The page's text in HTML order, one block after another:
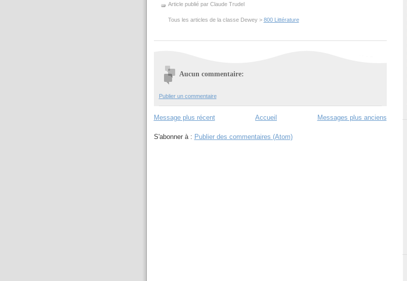
Article publié par Claude Trudel
Tous les articles de la classe Dewey > 800 Littérature
Aucun commentaire:
Publier un commentaire
Message plus récent Messages plus anciens
Accueil
S'abonner à : Publier des commentaires (Atom)